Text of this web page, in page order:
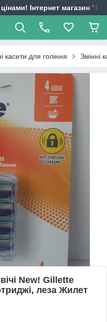
цінами! Інтернет магазин
касети для гоління Змінні
New! Gillette
леза Жилет